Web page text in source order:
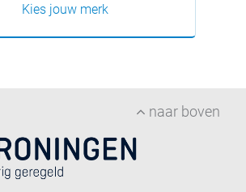
Kies jouw merk
naar boven